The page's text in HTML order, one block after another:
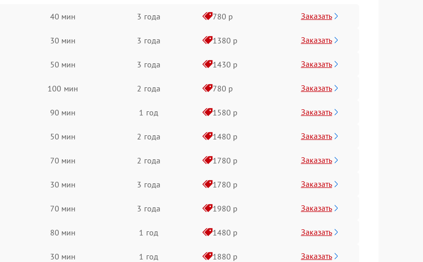
40 мин 3 года 780 р Заказать
30 мин 3 года 1380 р Заказать
50 мин 3 года 1430 р Заказать
100 мин 2 года 780 р Заказать
90 мин 1 год 1580 р Заказать
50 мин 2 года 1480 р Заказать
70 мин 2 года 1780 р Заказать
30 мин 3 года 1780 р Заказать
70 мин 3 года 1980 р Заказать
80 мин 1 год 1480 р Заказать
30 мин 1 год 1880 р Заказать